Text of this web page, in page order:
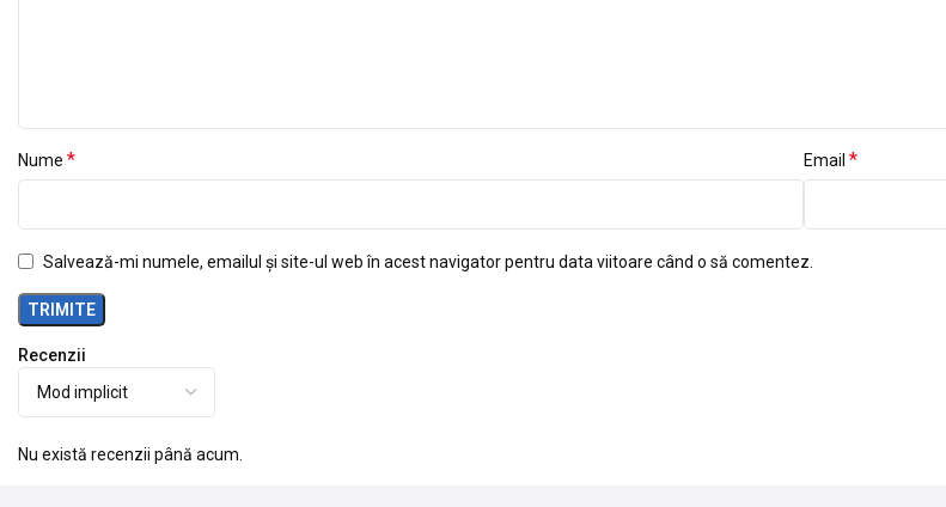
Recenzii
Nu există recenzii până acum.
Nume * Email *
Salvează-mi numele, emailul și site-ul web în acest navigator pentru data viitoare când o să comentez.